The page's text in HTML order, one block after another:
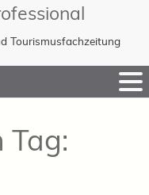
Tourismusfachzeitung